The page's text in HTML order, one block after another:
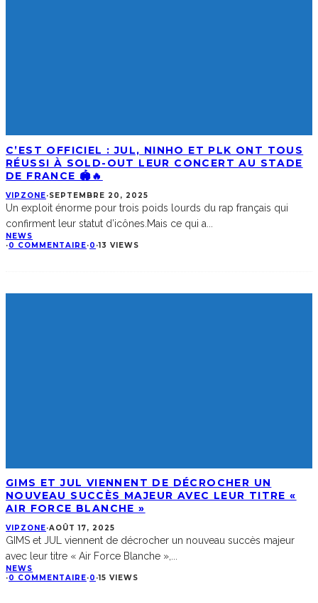
C’EST OFFICIEL : JUL, NINHO ET PLK ONT TOUS
RÉUSSI À SOLD-OUT LEUR CONCERT AU STADE
DE FRANCE 🏟️🔥
VIPZONE·SEPTEMBRE 20, 2025
Un exploit énorme pour trois poids lourds du rap français qui
confirment leur statut d’icônes.Mais ce qui a
NEWS
·0 COMMENTAIRE·0 ·13 VIEWS
GIMS ET JUL VIENNENT DE DÉCROCHER UN
NOUVEAU SUCCÈS MAJEUR AVEC LEUR TITRE «
AIR FORCE BLANCHE »
VIPZONE·AOÛT 17, 2025
GIMS et JUL viennent de décrocher un nouveau succès majeur
avec leur titre « Air Force Blanche »,
NEWS
·0 COMMENTAIRE·0 ·15 VIEWS